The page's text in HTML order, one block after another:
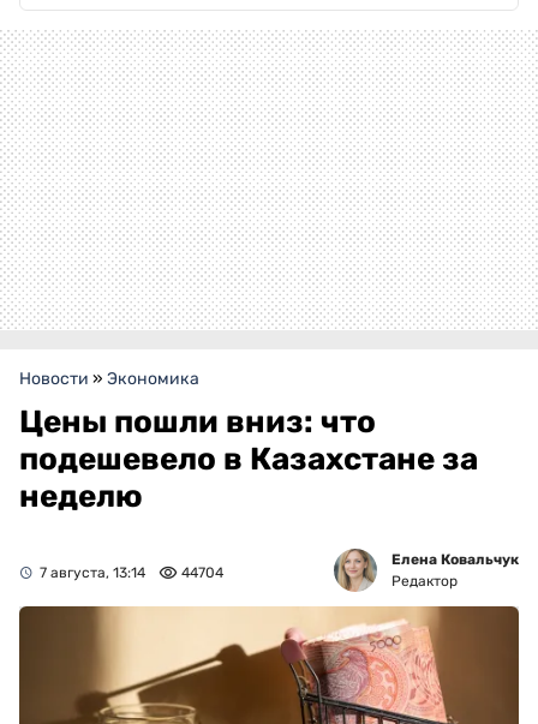
Новости » Экономика
Цены пошли вниз: что
подешевело в Казахстане за
неделю
7 августа, 13:14 44704
Елена Ковальчук
Редактор